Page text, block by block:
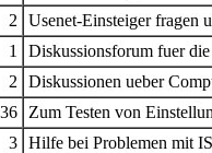
2
Usenet-Einsteiger fragen
1
Diskussionsforum fuer
2
Diskussionen ueber
Zum Testen von
3 Hilfe bei Problemen mit